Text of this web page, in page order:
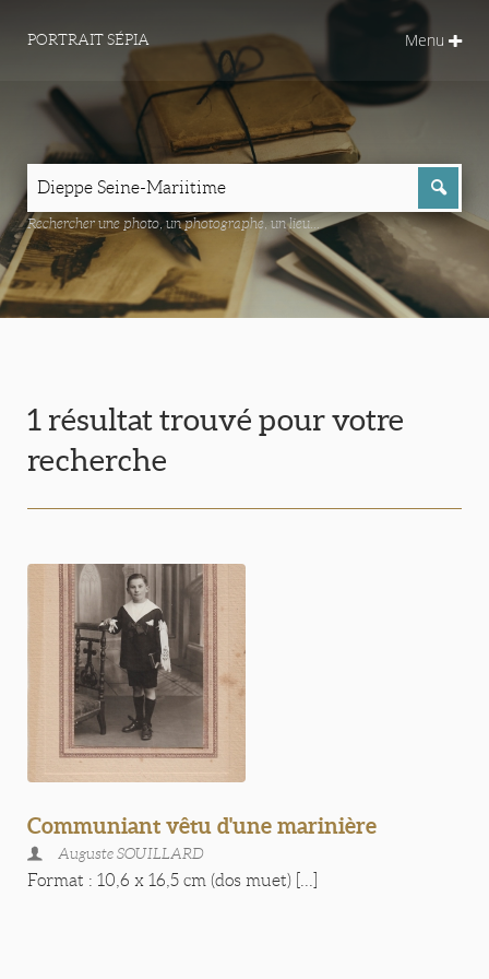
PORTRAIT SÉPIA Menu
Rechercher une photo, un photographe, un lieu...
1 résultat trouvé pour votre
recherche
Communiant vêtu d'une marinière
Auguste SOUILLARD
Format : 10,6 x 16,5 cm (dos muet) [...]